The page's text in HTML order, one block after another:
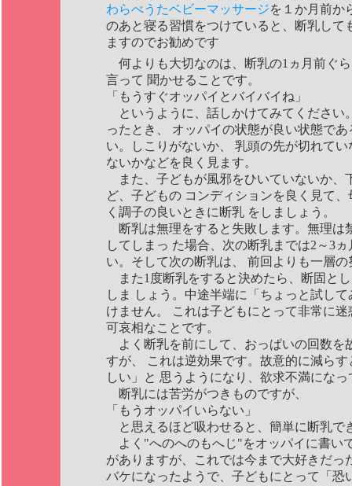
わらべうたベビーマッサージを１か月前か
のあと寝る習慣をつけていると、断乳して
ますのでお勧めです
何よりも大切なのは、断乳の1ヵ月前ぐ
言って 聞かせることです。
「もうすぐオッパイとバイバイね」
というように、話しかけてみてください
ったとき、 オッパイの状態が良い状態で
い。しこりがないか、 乳頭の先が切れて
ないかなどを良く見ます。
また、子どもが風邪をひいていないか、
ど、子どもの コンディションを良く見て
く調子の良いときに断乳 をしましょう。
断乳は無理をすると失敗します。無理は
してしまっ た場合、次の断乳までは2～3
い。そして次の断乳は、 前回よりも一層
また1度断乳をすると決めたら、断固と
しま しょう。中途半端に「ちょっと試し
けません。 これは子どもにとって非常に
可哀相なことです。
よく断乳を前にして、おっぱいの回数を
すが、 これは逆効果です。故意的に減ら
しい」と 思うようになり、欲求不満にな
断乳には苦労がつきものですが、
「もうオッパイいらない」
と思えるほど吸わせると、簡単に断乳で
よく"へのへのもへじ"をオッパイに書い
がありますが、これでは今まで大好きだっ
バケになったようで、子どもにとって「恐